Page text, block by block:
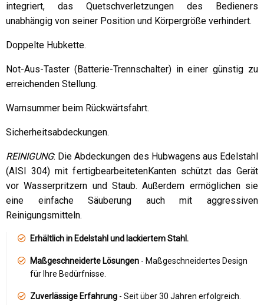
integriert, das Quetschverletzungen des Bedieners
unabhängig von seiner Position und Körpergröße verhindert.
Doppelte Hubkette.
Not-Aus-Taster (Batterie-Trennschalter) in einer günstig zu
erreichenden Stellung.
Warnsummer beim Rückwärtsfahrt.
Sicherheitsabdeckungen.
REINIGUNG: Die Abdeckungen des Hubwagens aus Edelstahl
(AISI 304) mit fertigbearbeitetenKanten schützt das Gerät
vor Wasserpritzern und Staub. Außerdem ermöglichen sie
eine einfache Säuberung auch mit aggressiven
Reinigungsmitteln.
Erhältlich in Edelstahl und lackiertem Stahl.
Maßgeschneiderte Lösungen - Maßgeschneidertes Design
für Ihre Bedürfnisse.
Zuverlässige Erfahrung - Seit über 30 Jahren erfolgreich.